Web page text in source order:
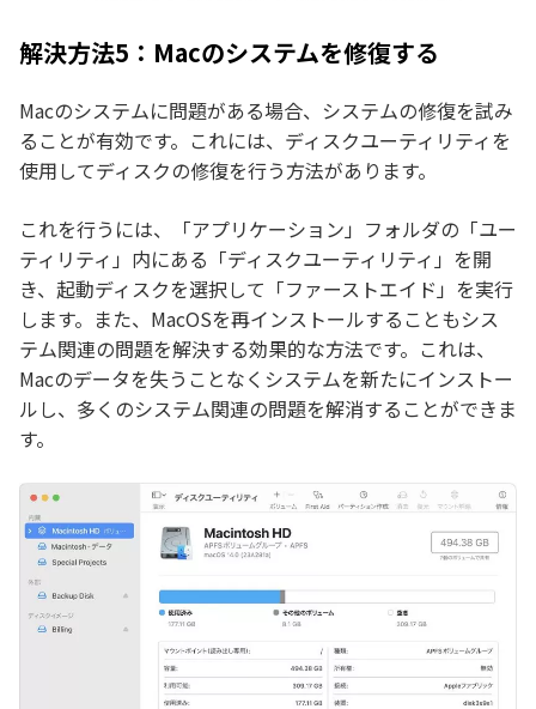
解決方法5：Macのシステムを修復する
Macのシステムに問題がある場合、システムの修復を試み
ることが有効です。これには、ディスクユーティリティを
使用してディスクの修復を行う方法があります。
これを行うには、「アプリケーション」フォルダの「ユー
ティリティ」内にある「ディスクユーティリティ」を開
き、起動ディスクを選択して「ファーストエイド」を実行
します。また、MacOSを再インストールすることもシス
テム関連の問題を解決する効果的な方法です。これは、
Macのデータを失うことなくシステムを新たにインストー
ルし、多くのシステム関連の問題を解消することができま
す。